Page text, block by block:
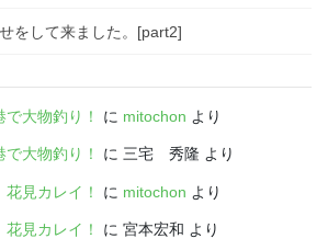
をして来ました。[part2]
で大物釣り！ に mitochon より
で大物釣り！ に 三宅 秀隆 より
見カレイ！ に mitochon より
見カレイ！ に 宮本宏和 より